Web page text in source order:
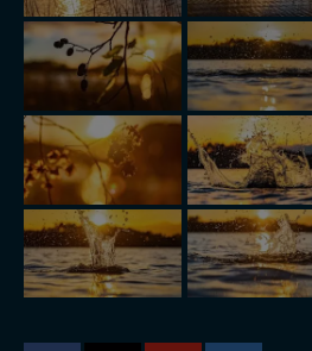
danych z formularza
w przypadku rezerwacji usług
itp). Więcej informacji o
serwisu wRegulaminie Serwisu.
Administratorem Twoich danych
Reklamowa Kreacja Monika
Wiejska 17, 11-500 Giżycko.
skontaktować się za
W każdej chwili możesz: zażądać
danych, zażądać ich poprawienia
zabronić ich przetwarzania.
praw w odniesieniu do informacji